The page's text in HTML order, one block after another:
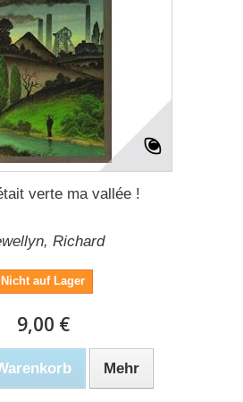
verte ma vallée !
Richard
Nicht auf Lager
9,00 €
Mehr